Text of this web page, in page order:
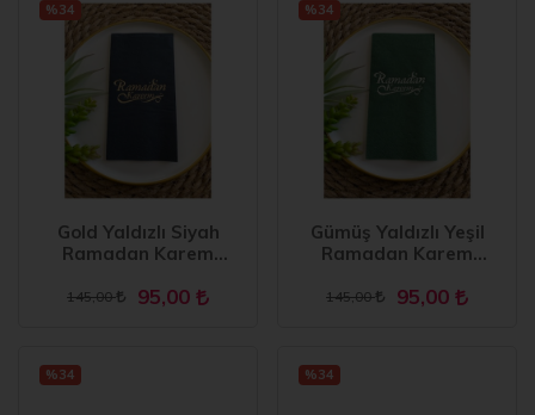
Gold Yaldızlı Siyah
Ramadan Karem
Model
145,00 95,00
%34
Gümüş Yaldızlı Yeşil
Ramadan Karem
Model
145,00 95,00
%34
%34 %34